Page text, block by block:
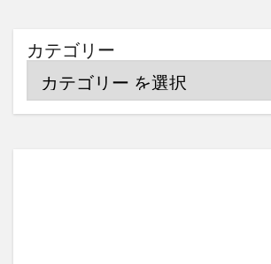
カテゴリー